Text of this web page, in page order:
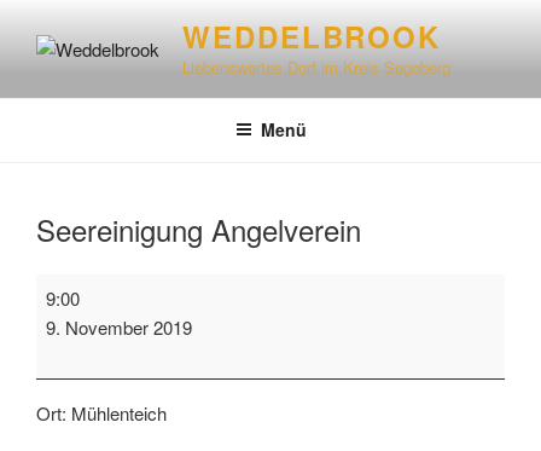
WEDDELBROOK
Liebenswertes Dorf im Kreis Segeberg
Menü
Seereinigung Angelverein
9:00
9. November 2019
Ort: Mühlenteich